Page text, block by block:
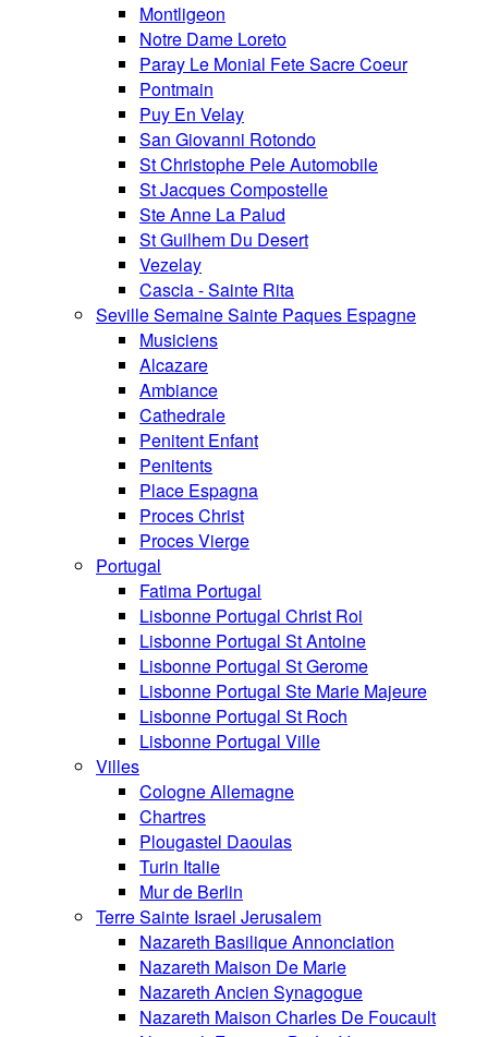
Montligeon
Notre Dame Loreto
Paray Le Monial Fete Sacre Coeur
Pontmain
Puy En Velay
San Giovanni Rotondo
St Christophe Pele Automobile
St Jacques Compostelle
Ste Anne La Palud
St Guilhem Du Desert
Vezelay
Cascia - Sainte Rita
Seville Semaine Sainte Paques Espagne
Musiciens
Alcazare
Ambiance
Cathedrale
Penitent Enfant
Penitents
Place Espagna
Proces Christ
Proces Vierge
Portugal
Fatima Portugal
Lisbonne Portugal Christ Roi
Lisbonne Portugal St Antoine
Lisbonne Portugal St Gerome
Lisbonne Portugal Ste Marie Majeure
Lisbonne Portugal St Roch
Lisbonne Portugal Ville
Villes
Cologne Allemagne
Chartres
Plougastel Daoulas
Turin Italie
Mur de Berlin
Terre Sainte Israel Jerusalem
Nazareth Basilique Annonciation
Nazareth Maison De Marie
Nazareth Ancien Synagogue
Nazareth Maison Charles De Foucault